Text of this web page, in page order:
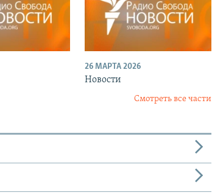
26 МАРТА 2026
Новости
Смотреть все части